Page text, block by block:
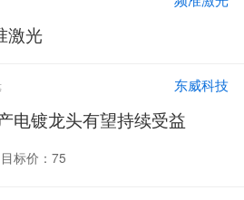
激光
东威科技
电镀龙头有望持续受益
目标价：75